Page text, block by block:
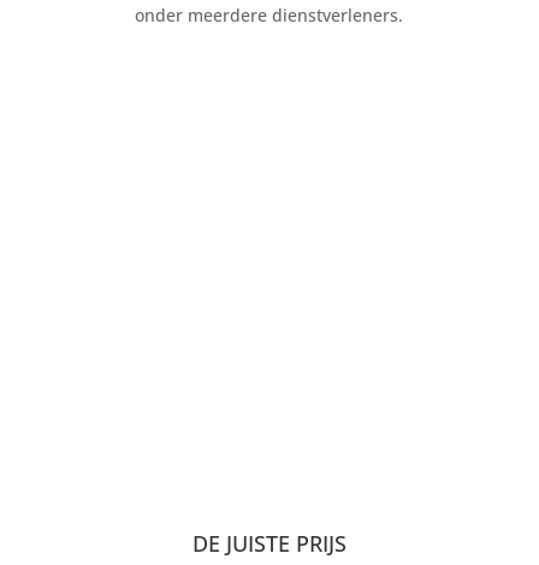
onder meerdere dienstverleners.
DE JUISTE PRIJS